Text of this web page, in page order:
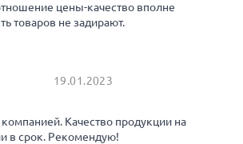
цены-качество вполне
товаров не задирают.
19.01.2023
Качество продукции на
в срок. Рекомендую!